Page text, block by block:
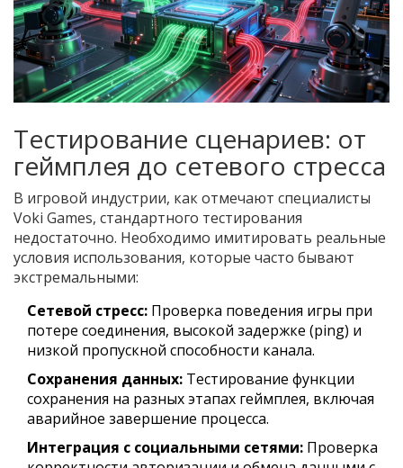
Тестирование сценариев: от
геймплея до сетевого стресса
В игровой индустрии, как отмечают специалисты
Voki Games, стандартного тестирования
недостаточно. Необходимо имитировать реальные
условия использования, которые часто бывают
экстремальными:
Сетевой стресс: Проверка поведения игры при
потере соединения, высокой задержке (ping) и
низкой пропускной способности канала.
Сохранения данных: Тестирование функции
сохранения на разных этапах геймплея, включая
аварийное завершение процесса.
Интеграция с социальными сетями: Проверка